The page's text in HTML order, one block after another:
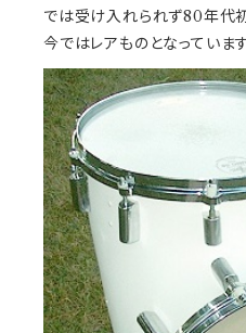
では受け入れられず80年代
今ではレアものとなっています